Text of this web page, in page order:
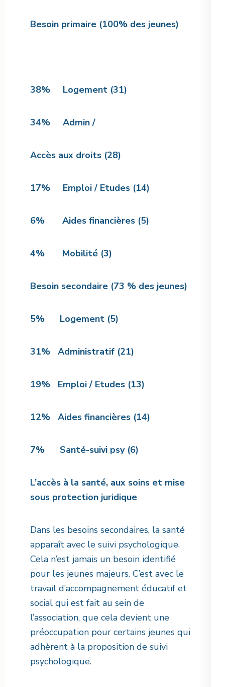
Besoin primaire (100% des jeunes)
38% Logement (31)
34% Admin /
Accès aux droits (28)
17% Emploi / Etudes (14)
6% Aides financières (5)
4% Mobilité (3)
Besoin secondaire (73 % des jeunes)
5% Logement (5)
31% Administratif (21)
19% Emploi / Etudes (13)
12% Aides financières (14)
7% Santé-suivi psy (6)
L’accès à la santé, aux soins et mise
sous protection juridique
Dans les besoins secondaires, la santé
apparaît avec le suivi psychologique.
Cela n’est jamais un besoin identifié
pour les jeunes majeurs. C’est avec le
travail d’accompagnement éducatif et
social qui est fait au sein de
l’association, que cela devient une
préoccupation pour certains jeunes qui
adhèrent à la proposition de suivi
psychologique.